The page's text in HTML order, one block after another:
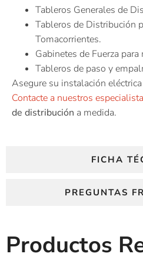
FICHA
PREGUNTAS
Tableros Generales de
Tableros de Distribución
Tomacorrientes.
Gabinetes de Fuerza
Tableros de paso y
Asegure su instalación
Contacte a nuestros
de distribución a medida.
Productos